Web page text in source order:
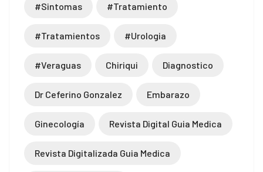
#sintomas #tratamiento
#tratamientos #urologia
#veraguas Chiriqui Diagnostico
Dr Ceferino Gonzalez Embarazo
Ginecología Revista Digital Guia Medica
Revista Digitalizada Guia Medica